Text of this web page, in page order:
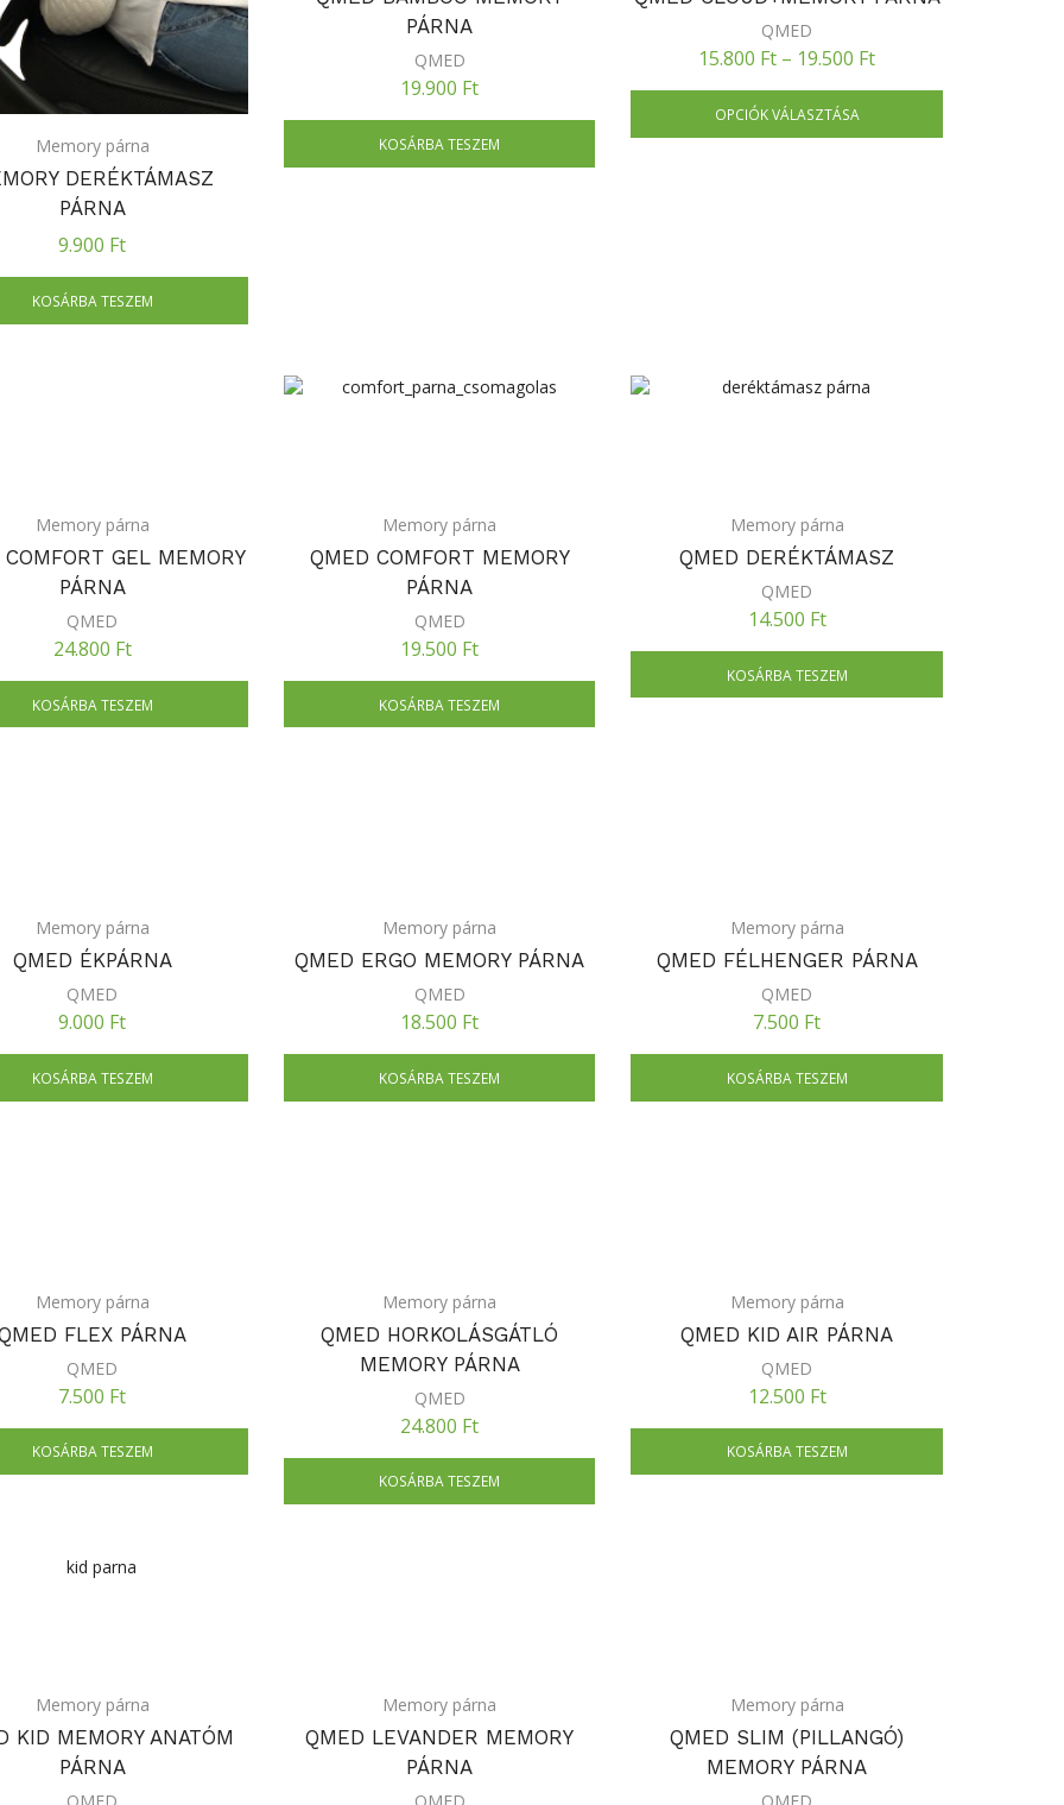
Memory párna
DERÉKTÁMASZ
PÁRNA
9.900 Ft
KOSÁRBA TESZEM
PÁRNA
QMED
19.900 Ft
KOSÁRBA TESZEM
QMED
15.800 Ft – 19.500 Ft
OPCIÓK VÁLASZTÁSA
Memory párna
GEL MEMORY
PÁRNA
QMED
24.800 Ft
KOSÁRBA TESZEM
Memory párna
QMED COMFORT MEMORY
PÁRNA
QMED
19.500 Ft
KOSÁRBA TESZEM
Memory párna
QMED DERÉKTÁMASZ
QMED
14.500 Ft
KOSÁRBA TESZEM
Memory párna
QMED ÉKPÁRNA
QMED
9.000 Ft
KOSÁRBA TESZEM
Memory párna
QMED ERGO MEMORY PÁRNA
QMED
18.500 Ft
KOSÁRBA TESZEM
Memory párna
QMED FÉLHENGER PÁRNA
QMED
7.500 Ft
KOSÁRBA TESZEM
Memory párna
FLEX PÁRNA
QMED
7.500 Ft
KOSÁRBA TESZEM
Memory párna
QMED HORKOLÁSGÁTLÓ
MEMORY PÁRNA
QMED
24.800 Ft
KOSÁRBA TESZEM
Memory párna
QMED KID AIR PÁRNA
QMED
12.500 Ft
KOSÁRBA TESZEM
Memory párna
KID MEMORY ANATÓM
PÁRNA
Memory párna
QMED LEVANDER MEMORY
PÁRNA
Memory párna
QMED SLIM (PILLANGÓ)
MEMORY PÁRNA